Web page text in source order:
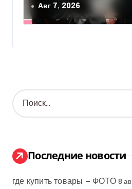
Авг 7, 2026
Н
а
:
Последние новости
где купить товары — ФОТО 8